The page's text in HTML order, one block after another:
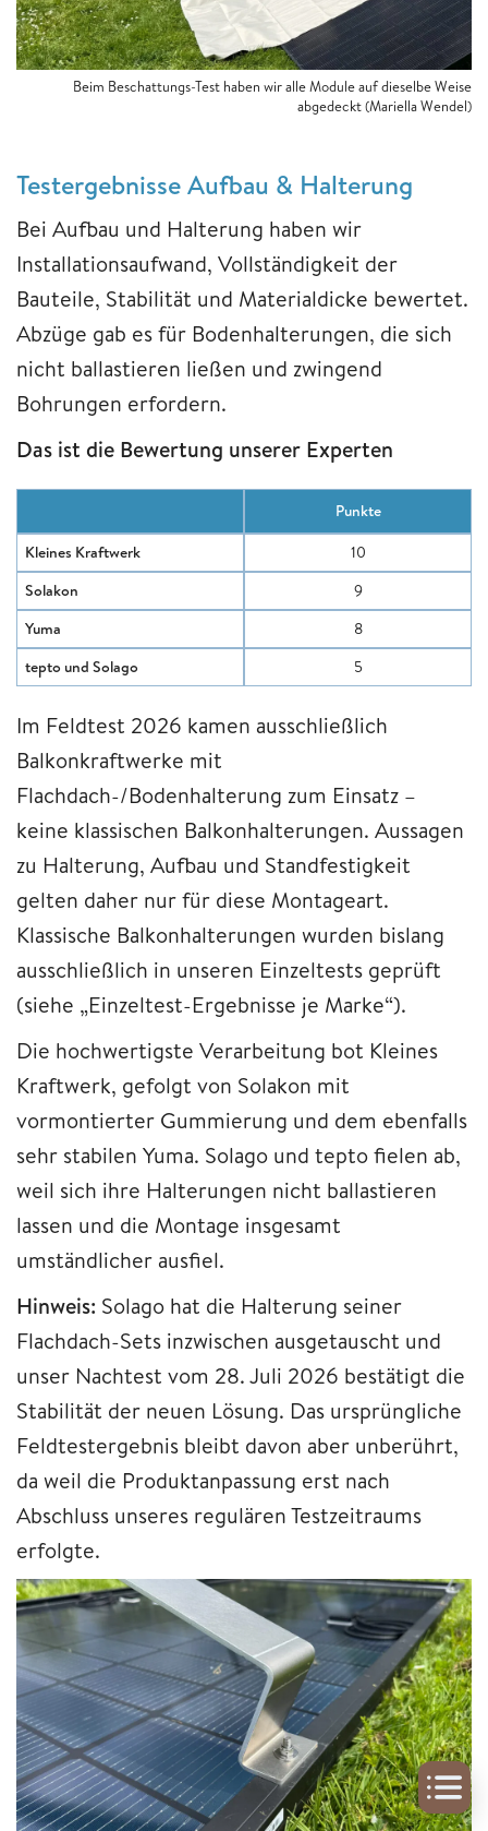
Beim Beschattungs-Test haben wir alle Module auf dieselbe Weise
abgedeckt(Mariella Wendel)
Testergebnisse Aufbau & Halterung
Bei Aufbau und Halterung haben wir
Installationsaufwand, Vollständigkeit der
Bauteile, Stabilität und Materialdicke bewertet.
Abzüge gab es für Bodenhalterungen, die sich
nicht ballastieren ließen und zwingend
Bohrungen erfordern.
Das ist die Bewertung unserer Experten
Punkte
Kleines Kraftwerk
10
Solakon
9
Yuma
8
tepto und Solago
5
Im Feldtest 2026 kamen ausschließlich
Balkonkraftwerke mit
Flachdach-/Bodenhalterung zum Einsatz –
keine klassischen Balkonhalterungen. Aussagen
zu Halterung, Aufbau und Standfestigkeit
gelten daher nur für diese Montageart.
Klassische Balkonhalterungen wurden bislang
ausschließlich in unseren Einzeltests geprüft
(siehe „Einzeltest-Ergebnisse je Marke“).
Die hochwertigste Verarbeitung bot Kleines
Kraftwerk, gefolgt von Solakon mit
vormontierter Gummierung und dem ebenfalls
sehr stabilen Yuma. Solago und tepto fielen ab,
weil sich ihre Halterungen nicht ballastieren
lassen und die Montage insgesamt
umständlicher ausfiel.
Hinweis: Solago hat die Halterung seiner
Flachdach-Sets inzwischen ausgetauscht und
unser Nachtest vom 28. Juli 2026 bestätigt die
Stabilität der neuen Lösung. Das ursprüngliche
Feldtestergebnis bleibt davon aber unberührt,
da weil die Produktanpassung erst nach
Abschluss unseres regulären Testzeitraums
erfolgte.